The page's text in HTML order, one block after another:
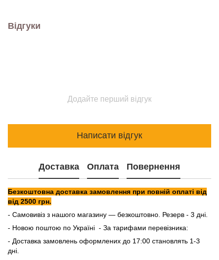
Відгуки
Додайте перший відгук
Написати відгук
Доставка Оплата Повернення
Безкоштовна доставка замовлення при повній оплаті від
від 2500 грн.
- Самовивіз з нашого магазину — безкоштовно. Резерв - 3 дні.
- Новою поштою по Україні - За тарифами перевізника:
- Доставка замовлень оформлених до 17:00 становлять 1-3
дні.